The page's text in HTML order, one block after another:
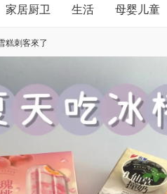
家居厨卫 生活 母婴儿童
糕刺客來了